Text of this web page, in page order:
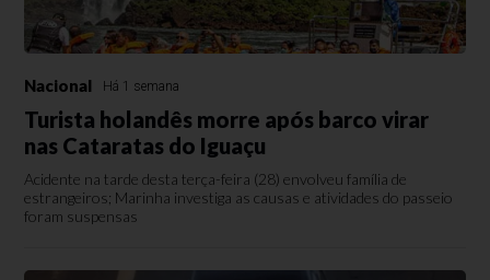
Nacional Há 1 semana
Turista holandês morre após barco virar
nas Cataratas do Iguaçu
Acidente na tarde desta terça-feira (28) envolveu família de
estrangeiros; Marinha investiga as causas e atividades do passeio
foram suspensas